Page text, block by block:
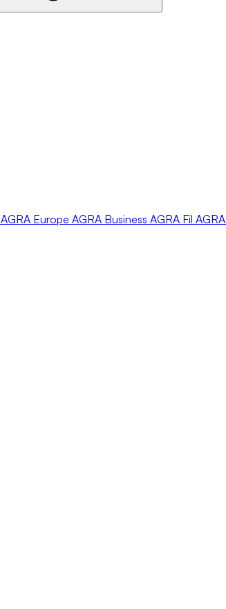
AGRA Europe AGRA Business AGRA Fil AGRA